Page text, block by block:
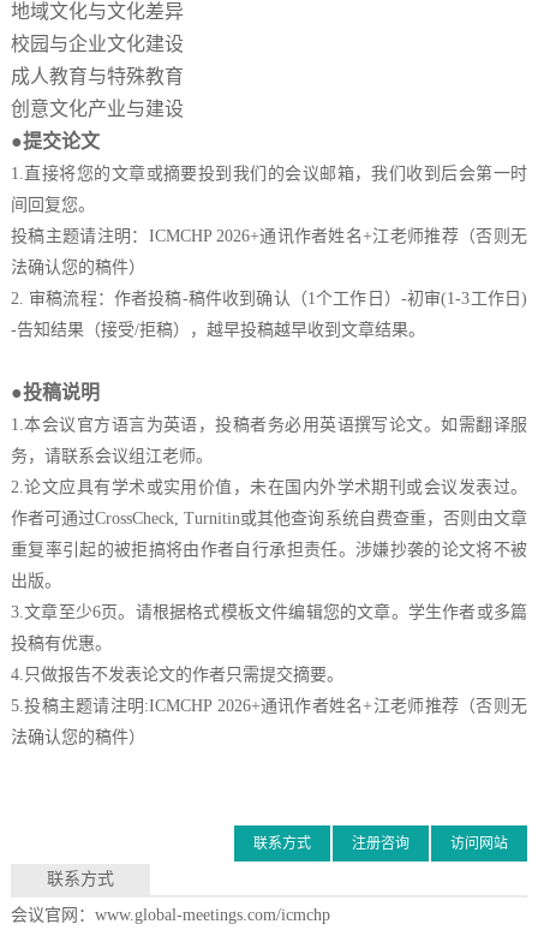
地域文化与文化差异
校园与企业文化建设
成人教育与特殊教育
创意文化产业与建设
●提交论文
1.直接将您的文章或摘要投到我们的会议邮箱，我们收到后会第一时
间回复您。
投稿主题请注明： ICMCHP 2026+通讯作者姓名+江老师推荐（否则无
法确认您的稿件）
2. 审稿流程：作者投稿-稿件收到确认（1个工作日）-初审(1-3工作日)
-告知结果（接受/拒稿），越早投稿越早收到文章结果。
●投稿说明
1.本会议官方语言为英语，投稿者务必用英语撰写论文。如需翻译服
务，请联系会议组江老师。
2.论文应具有学术或实用价值，未在国内外学术期刊或会议发表过。
作者可通过CrossCheck, Turnitin或其他查询系统自费查重，否则由文章
重复率引起的被拒搞将由作者自行承担责任。涉嫌抄袭的论文将不被
出版。
3.文章至少6页。请根据格式模板文件编辑您的文章。学生作者或多篇
投稿有优惠。
4.只做报告不发表论文的作者只需提交摘要。
5.投稿主题请注明:ICMCHP 2026+通讯作者姓名+江老师推荐（否则无
法确认您的稿件）
访问网站
注册咨询
联系方式
联系方式
会议官网： www.global-meetings.com/icmchp